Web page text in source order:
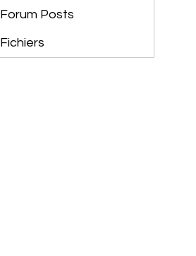
Forum Posts
Fichiers